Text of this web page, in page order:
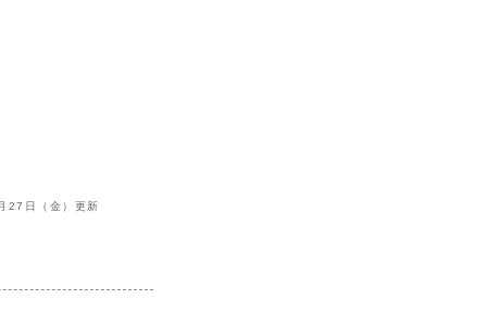
27日（金）更新